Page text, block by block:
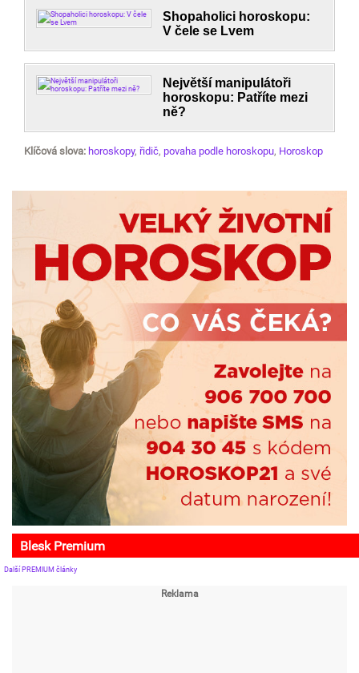
Shopaholici horoskopu:
V čele se Lvem
Největší manipulátoři
horoskopu: Patříte mezi
ně?
Klíčová slova: horoskopy, řidič, povaha podle horoskopu, Horoskop
Blesk Premium
Další PREMIUM články